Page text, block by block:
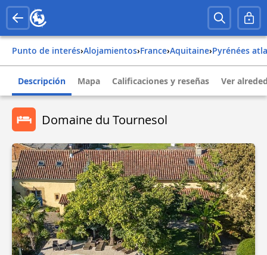
Punto de interés› Alojamientos› france› aquitaine› pyrénées
Descripción Mapa Calificaciones y reseñas Ver
Domaine du Tournesol